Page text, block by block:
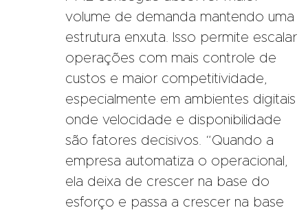
volume de demanda mantendo uma
estrutura enxuta. Isso permite escalar
operações com mais controle de
custos e maior competitividade,
especialmente em ambientes digitais
onde velocidade e disponibilidade
são fatores decisivos. “Quando a
empresa automatiza o operacional,
ela deixa de crescer na base do
esforço e passa a crescer na base